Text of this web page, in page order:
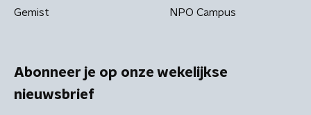
Gemist NPO Campus
Abonneer je op onze wekelijkse
nieuwsbrief